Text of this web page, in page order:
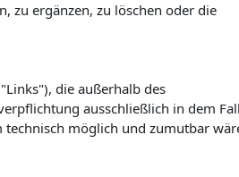
zu ergänzen, zu löschen oder die
die außerhalb des
ausschließlich in dem
möglich und zumutbar